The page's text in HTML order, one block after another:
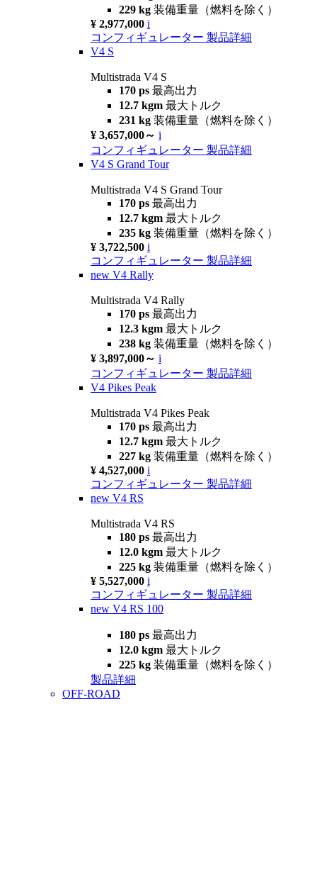
229 kg 装備重量（燃料を除く）
¥ 2,977,000 i
コンフィギュレーター 製品詳細
V4 S
Multistrada V4 S
170 ps 最高出力
12.7 kgm 最大トルク
231 kg 装備重量（燃料を除く）
¥ 3,657,000～ i
コンフィギュレーター 製品詳細
V4 S Grand Tour
Multistrada V4 S Grand Tour
170 ps 最高出力
12.7 kgm 最大トルク
235 kg 装備重量（燃料を除く）
¥ 3,722,500 i
コンフィギュレーター 製品詳細
new V4 Rally
Multistrada V4 Rally
170 ps 最高出力
12.3 kgm 最大トルク
238 kg 装備重量（燃料を除く）
¥ 3,897,000～ i
コンフィギュレーター 製品詳細
V4 Pikes Peak
Multistrada V4 Pikes Peak
170 ps 最高出力
12.7 kgm 最大トルク
227 kg 装備重量（燃料を除く）
¥ 4,527,000 i
コンフィギュレーター 製品詳細
new V4 RS
Multistrada V4 RS
180 ps 最高出力
12.0 kgm 最大トルク
225 kg 装備重量（燃料を除く）
¥ 5,527,000 i
コンフィギュレーター 製品詳細
new V4 RS 100
180 ps 最高出力
12.0 kgm 最大トルク
225 kg 装備重量（燃料を除く）
製品詳細
OFF-ROAD